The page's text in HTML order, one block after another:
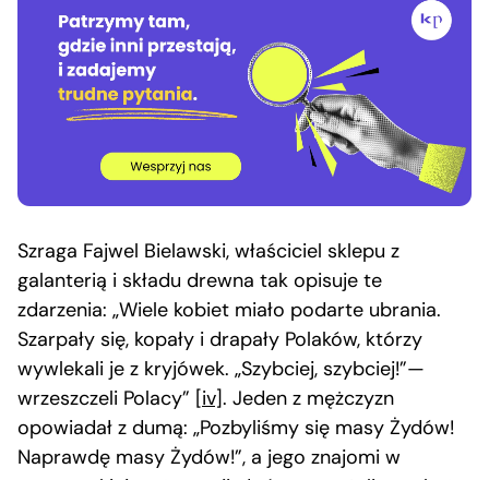
Szraga Fajwel Bielawski, właściciel sklepu z
galanterią i składu drewna tak opisuje te
zdarzenia: „Wiele kobiet miało podarte ubrania.
Szarpały się, kopały i drapały Polaków, którzy
wywlekali je z kryjówek. „Szybciej, szybciej!”—
wrzeszczeli Polacy” [iv]. Jeden z mężczyzn
opowiadał z dumą: „Pozbyliśmy się masy Żydów!
Naprawdę masy Żydów!”, a jego znajomi w